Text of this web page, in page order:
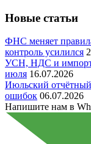
Новые статьи
ФНС меняет правила
контроль усилился
УСН, НДС и импорт
июля 16.07.2026
Июльский отчётный
ошибок 06.07.2026
Напишите нам в